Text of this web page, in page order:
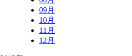
09月
10月
11月
12月